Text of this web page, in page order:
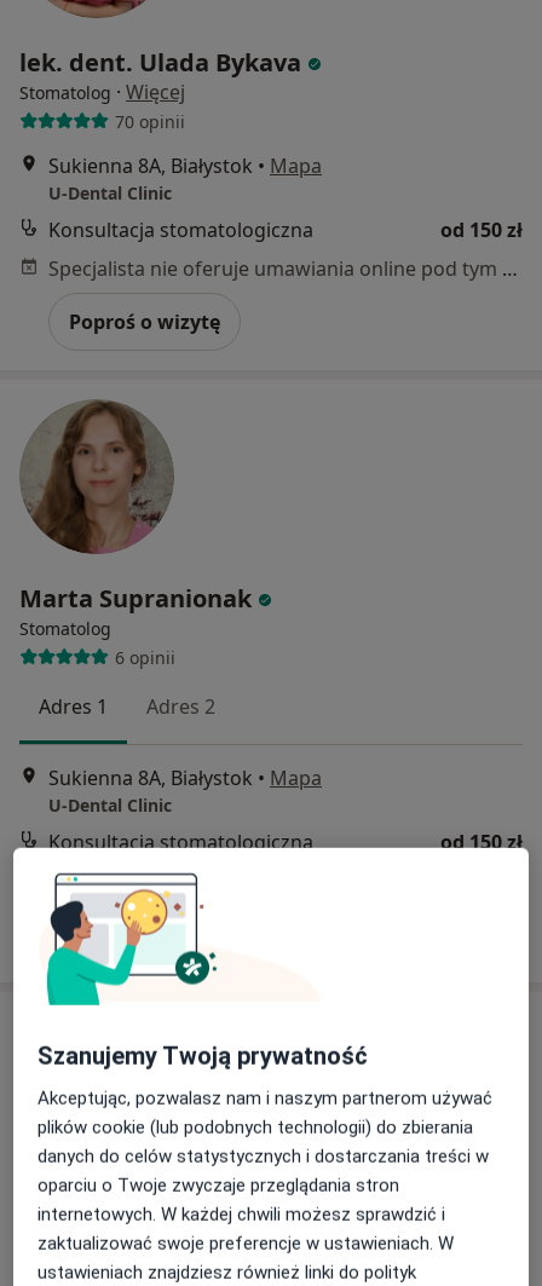
lek. dent. Ulada Bykava
Stomatolog · Więcej
70 opinii
Sukienna 8A, Białystok • Mapa
U-Dental Clinic
Konsultacja stomatologiczna
od 150 zł
Specjalista nie oferuje umawiania online pod tym adresem.
Poproś o wizytę
Marta Supranionak
Stomatolog
6 opinii
Adres 1 Adres 2
Sukienna 8A, Białystok • Mapa
U-Dental Clinic
Konsultacja stomatologiczna
od 150 zł
Poproś o wizytę
lek. dent. Agnieszka Borowy
Stomatolog·Więcej
17 opinii
Szanujemy Twoją prywatność
Akceptując, pozwalasz nam i naszym partnerom używać
plików cookie (lub podobnych technologii) do zbierania
danych do celów statystycznych i dostarczania treści w
oparciu o Twoje zwyczaje przeglądania stron
internetowych. W każdej chwili możesz sprawdzić i
zaktualizować swoje preferencje w ustawieniach. W
ustawieniach znajdziesz również linki do polityk